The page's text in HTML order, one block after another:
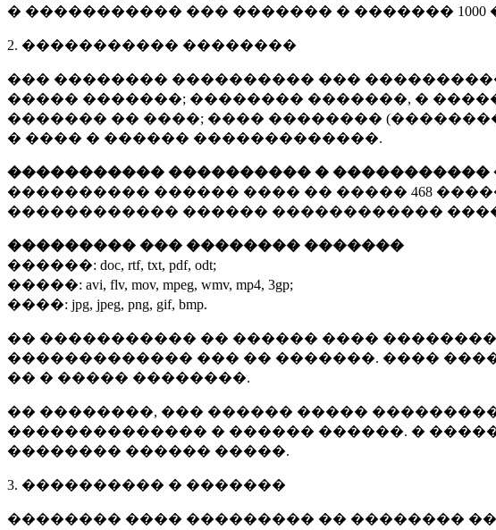
� ����������� ��� ������� � �������
2. ����������� ��������
��� �������� ���������� ���
����� �������; �������� �������, �
������� �� ����; ���� ��������
� ���� � ������ �������������.
����������� ���������� � �����������
���������� ������ ���� �� ����� 468
������������ ������ ������������
��������� ��� �������� �������
������: doc, rtf, txt, pdf, odt;
�����: avi, flv, mov, mpeg, wmv, mp4, 3gp;
����: jpg, jpeg, png, gif, bmp.
�� ����������� �� ������ ����
������������� ��� �� �������. ����
�� � ����� ��������.
�� ��������, ��� ������ �����
�������������� � ������ ������. �
�������� ������ �����.
3. ���������� � �������
�������� ���� ��������� �� ��������